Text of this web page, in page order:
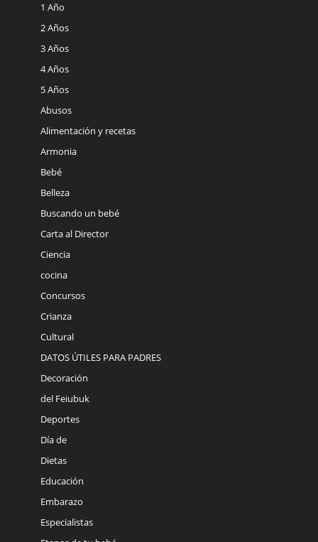
1 Año
2 Años
3 Años
4 Años
5 Años
Abusos
Alimentación y recetas
Armonia
Bebé
Belleza
Buscando un bebé
Carta al Director
Ciencia
cocina
Concursos
Crianza
Cultural
DATOS ÚTILES PARA PADRES
Decoración
del Feiubuk
Deportes
Día de
Dietas
Educación
Embarazo
Especialistas